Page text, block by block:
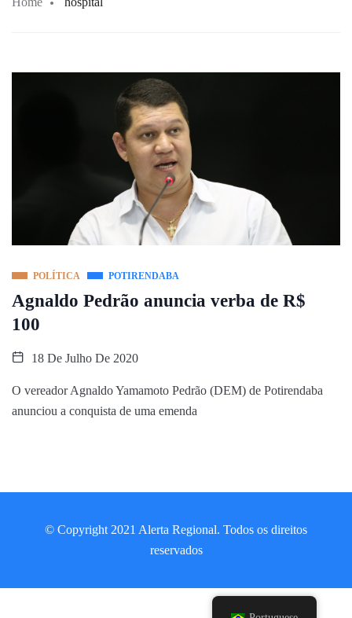
POLÍTICA POTIRENDABA
Agnaldo Pedrão anuncia verba de R$
100
18 De Julho De 2020
O vereador Agnaldo Yamamoto Pedrão (DEM) de Potirendaba
anunciou a conquista de uma emenda
© Copyright 2021 Alerta Regional. Todos os direitos
reservados